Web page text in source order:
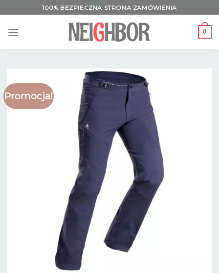
to
content
100% BEZPIECZNA STRONA ZAMÓWIENIA
0
Promocja!